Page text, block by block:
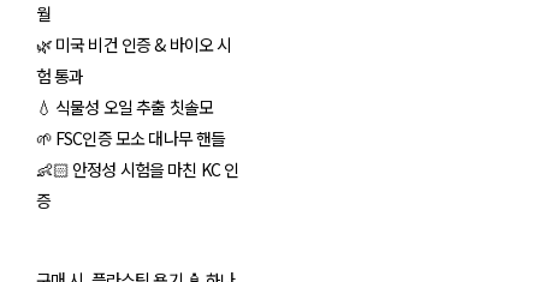
월
🌿 미국 비건 인증 & 바이오 시
험 통과
💧 식물성 오일 추출 칫솔모
🌱 FSC인증 모소 대나무 핸들
👶🏻 안정성 시험을 마친 KC 인
증